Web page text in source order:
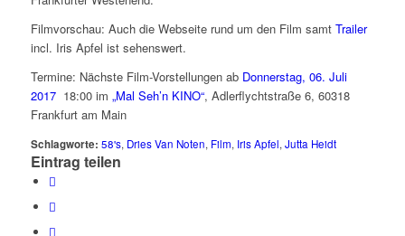
Filmvorschau: Auch die Webseite rund um den Film samt Trailer
incl. Iris Apfel ist sehenswert.
Termine: Nächste Film-Vorstellungen ab Donnerstag, 06. Juli
2017 18:00 im „Mal Seh’n KINO“, Adlerflychtstraße 6, 60318
Frankfurt am Main
Schlagworte: 58's, Dries Van Noten, Film, Iris Apfel, Jutta Heidt
Eintrag teilen